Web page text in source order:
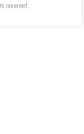
reserved.